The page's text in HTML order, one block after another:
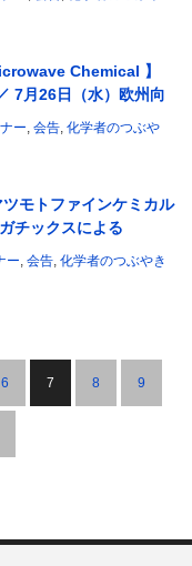
Chemical 】
7月26日（水）欧州向
ー, 会告, 化学者のつぶや
モトファインケミカル
ックスによる
）代替技術の可能性
ー, 会告, 化学者のつぶやき
6 7 8 9